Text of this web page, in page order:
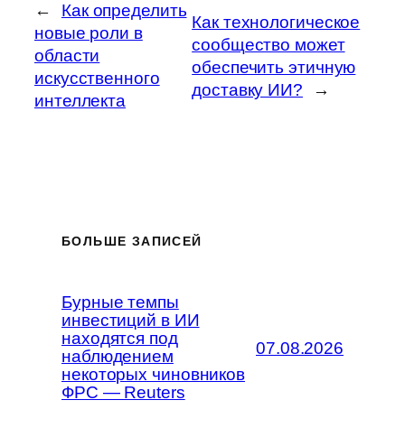
←
Как определить
новые роли в
области
искусственного
интеллекта
Как технологическое
сообщество может
обеспечить этичную
доставку ИИ?
→
БОЛЬШЕ ЗАПИСЕЙ
Бурные темпы
инвестиций в ИИ
находятся под
наблюдением
некоторых чиновников
ФРС — Reuters
07.08.2026